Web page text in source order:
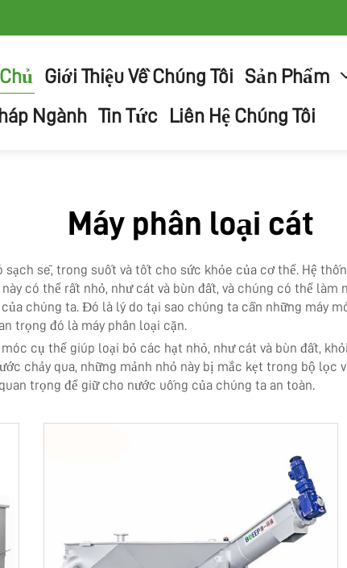
Giới Thiệu Về Chúng Tôi
Sản Phẩm
Ngành Tin Tức Liên Hệ Chúng Tôi
Máy phân loại cát
sẽ, trong suốt và tốt cho sức khỏe của cơ thể. Hệ
có thể rất nhỏ, như cát và bùn đất, và chúng có thể
chúng ta. Đó là lý do tại sao chúng ta cần những máy
trọng đó là máy phân loại cặn.
móc cụ thể giúp loại bỏ các hạt nhỏ, như cát và bùn đất,
chảy qua, những mảnh nhỏ này bị mắc kẹt trong bộ lọc
trọng để giữ cho nước uống của chúng ta an toàn.